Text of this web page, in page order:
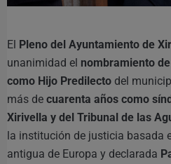
El Pleno del Ayuntamiento de
unanimidad el nombramiento
como Hijo Predilecto del
más de cuarenta años como
Xirivella y del Tribunal de las
la institución de justicia basada
antigua de Europa y declarada